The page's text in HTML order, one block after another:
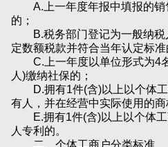
A.上一年度年报中填报的销
的；
B.税务部门登记为一般纳税
定数额税款并符合当年认定标准
C.上一年度以单位形式为4
人)缴纳社保的；
D.拥有1件(含)以上以个体工
有人，并在经营中实际使用的商
E.拥有1件(含)以上以个体工
人专利的。
二、个体工商户分类标准